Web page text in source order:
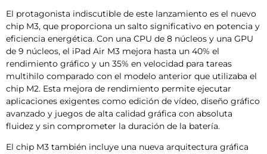
El protagonista indiscutible de este lanzamiento es el nuevo
chip M3, que proporciona un salto significativo en potencia y
eficiencia energética. Con una CPU de 8 núcleos y una GPU
de 9 núcleos, el iPad Air M3 mejora hasta un 40% el
rendimiento gráfico y un 35% en velocidad para tareas
multihilo comparado con el modelo anterior que utilizaba el
chip M2. Esta mejora de rendimiento permite ejecutar
aplicaciones exigentes como edición de vídeo, diseño gráfico
avanzado y juegos de alta calidad gráfica con absoluta
fluidez y sin comprometer la duración de la batería.
El chip M3 también incluye una nueva arquitectura gráfica